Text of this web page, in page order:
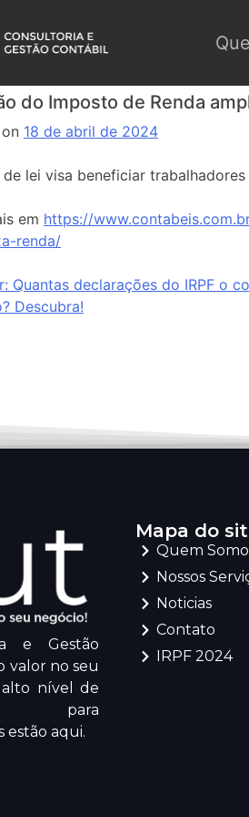
do Imposto de Renda
18 de abril de 2024
lei visa beneficiar
em https://
renda/
Quantas declarações do IRPF o
Descubra!
e Gestão
valor no seu
alto nível de
para
aqui.
Mapa do
Quem
Nossos
Noticias
Contato
IRPF 2024